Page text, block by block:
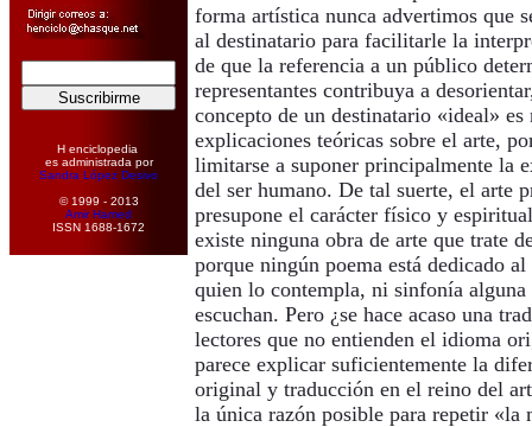
H enciclopedia
es administrada por
Sandra López Desivo
© 1999 - 2013
Amir Hamed
ISSN 1688-1672
forma artística nunca advertimos que
al destinatario para facilitarle la
de que la referencia a un público
representantes contribuya a
concepto de un destinatario «ideal»
explicaciones teóricas sobre el arte,
limitarse a suponer principalmente la
del ser humano. De tal suerte, el arte
presupone el carácter físico y
existe ninguna obra de arte que trate
porque ningún poema está dedicado
quien lo contempla, ni sinfonía alguna
escuchan. Pero ¿se hace acaso una
lectores que no entienden el idioma
parece explicar suficientemente la
original y traducción en el reino del
la única razón posible para repetir «la